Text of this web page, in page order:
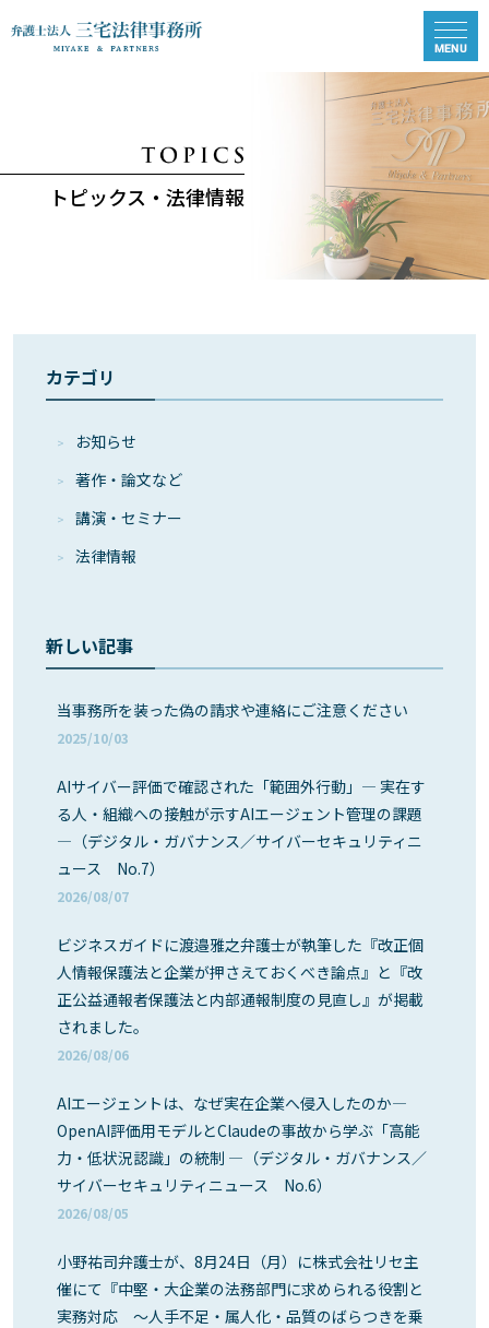
トピックス・法律情報
カテゴリ
お知らせ
著作・論⽂など
講演・セミナー
法律情報
新しい記事
当事務所を装った偽の請求や連絡にご注意ください
2025/10/03
AIサイバー評価で確認された「範囲外行動」― 実在す
る人・組織への接触が示すAIエージェント管理の課題
―（デジタル・ガバナンス／サイバーセキュリティニ
ュース No.7）
2026/08/07
ビジネスガイドに渡邉雅之弁護士が執筆した『改正個
人情報保護法と企業が押さえておくべき論点』と『改
正公益通報者保護法と内部通報制度の見直し』が掲載
されました。
2026/08/06
AIエージェントは、なぜ実在企業へ侵入したのか―
OpenAI評価用モデルとClaudeの事故から学ぶ「高能
力・低状況認識」の統制 ―（デジタル・ガバナンス／
サイバーセキュリティニュース No.6）
2026/08/05
小野祐司弁護士が、8月24日（月）に株式会社リセ主
催にて『中堅・大企業の法務部門に求められる役割と
実務対応 ～人手不足・属人化・品質のばらつきを乗